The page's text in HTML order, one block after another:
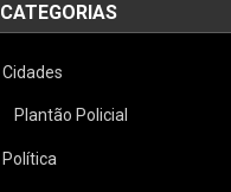
CATEGORIAS
Cidades
Plantão Policial
Política